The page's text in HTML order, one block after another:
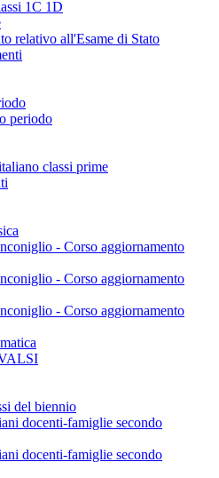
1C 1D
relativo all'Esame di Stato
periodo
classi prime
- Corso aggiornamento
- Corso aggiornamento
- Corso aggiornamento
del biennio
docenti-famiglie secondo
docenti-famiglie secondo